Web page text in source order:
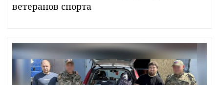
ветеранов спорта